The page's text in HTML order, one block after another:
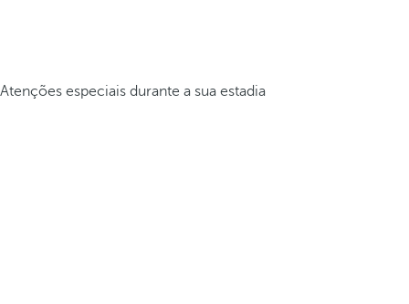
Atenções especiais durante a sua estadia